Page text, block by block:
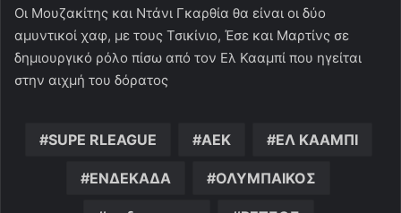
Οι Μουζακίτης και Ντάνι Γκαρθία θα είναι οι δύο
αμυντικοί χαφ, με τους Τσικίνιο, Έσε και Μαρτίνς σε
δημιουργικό ρόλο πίσω από τον Ελ Κααμπί που ηγείται
στην αιχμή του δόρατος
SUPE RLEAGUE ΑΕΚ ΕΛ ΚΑΑΜΠΙ
ΕΝΔΕΚΑΔΑ ΟΛΥΜΠΑΙΚΟΣ